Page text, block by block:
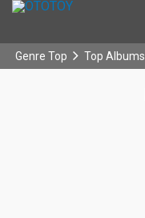
Genre Top Top Albums